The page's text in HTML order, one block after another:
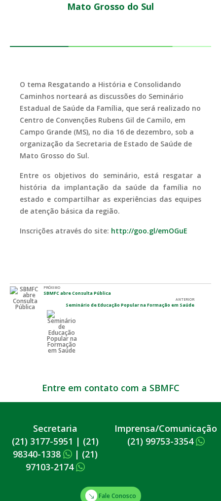
Mato Grosso do Sul
O tema Resgatando a História e Consolidando
Caminhos norteará as discussões do Seminário
Estadual de Saúde da Família, que será realizado no
Centro de Convenções Rubens Gil de Camilo, em
Campo Grande (MS), no dia 16 de dezembro, sob a
organização da Secretaria de Estado de Saúde de
Mato Grosso do Sul.
Entre os objetivos do seminário, está resgatar a
história da implantação da saúde da família no
estado e compartilhar as experiências das equipes
de atenção básica da região.
Inscrições através do site: http://goo.gl/emOGuE
PRÓXIMO
SBMFC abre Consulta Pública
ANTERIOR
Seminário de Educação Popular na Formação em Saúde
Entre em contato com a SBMFC
Secretaria
(21) 3177-5951 | (21)
98340-1338
| (21)
97103-2174
Imprensa/Comunicação
(21) 99753-3354
Fale Conosco